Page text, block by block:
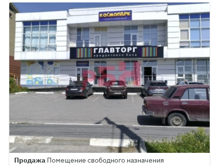
Продажа Помещение свободного назначения